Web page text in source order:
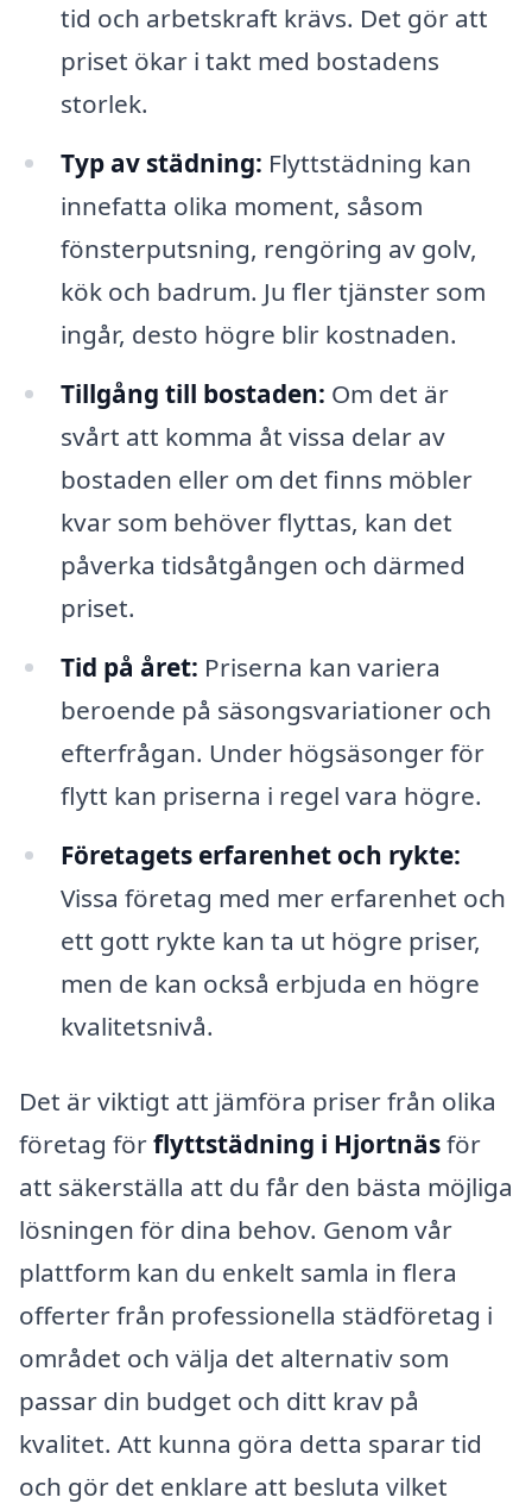
tid och arbetskraft krävs. Det gör att
priset ökar i takt med bostadens
storlek.
Typ av städning: Flyttstädning kan
innefatta olika moment, såsom
fönsterputsning, rengöring av golv,
kök och badrum. Ju fler tjänster som
ingår, desto högre blir kostnaden.
Tillgång till bostaden: Om det är
svårt att komma åt vissa delar av
bostaden eller om det finns möbler
kvar som behöver flyttas, kan det
påverka tidsåtgången och därmed
priset.
Tid på året: Priserna kan variera
beroende på säsongsvariationer och
efterfrågan. Under högsäsonger för
flytt kan priserna i regel vara högre.
Företagets erfarenhet och rykte:
Vissa företag med mer erfarenhet och
ett gott rykte kan ta ut högre priser,
men de kan också erbjuda en högre
kvalitetsnivå.
Det är viktigt att jämföra priser från olika
företag förflyttstädning i Hjortnäsför
att säkerställa att du får den bästa möjliga
lösningen för dina behov. Genom vår
plattform kan du enkelt samla in flera
offerter från professionella städföretag i
området och välja det alternativ som
passar din budget och ditt krav på
kvalitet. Att kunna göra detta sparar tid
och gör det enklare att besluta vilket